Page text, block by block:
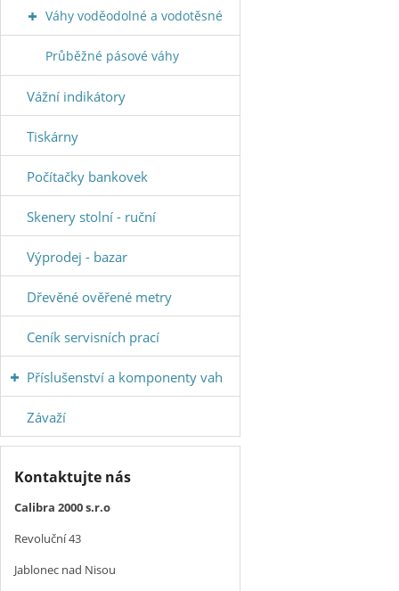
Váhy voděodolné a vodotěsné
Průběžné pásové váhy
Vážní indikátory
Tiskárny
Počítačky bankovek
Skenery stolní - ruční
Výprodej - bazar
Dřevěné ověřené metry
Ceník servisních prací
Příslušenství a komponenty vah
Závaží
Kontaktujte nás
Calibra 2000 s.r.o
Revoluční 43
Jablonec nad Nisou